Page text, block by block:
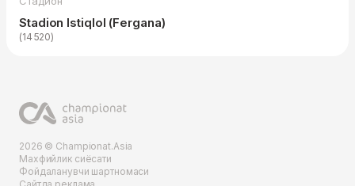
Stadion Istiqlol (Fergana)
(14 520)
2026 © Championat.Asia
Махфийлик сиёсати
Фойдаланувчи шартномаси